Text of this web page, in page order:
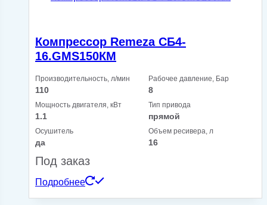
Компрессор Remeza СБ4-
16.GMS150КМ
Производительность, л/мин
110
Рабочее давление, Бар
8
Мощность двигателя, кВт
1.1
Тип привода
прямой
Осушитель
да
Объем ресивера, л
16
Под заказ
Подробнее